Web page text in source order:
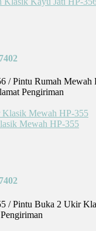
/ Pintu Rumah
Pengiriman
Mewah HP-355
/ Pintu Buka 2 Ukir